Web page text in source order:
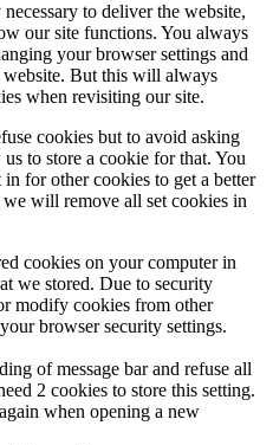
to deliver the website,
our site functions. You always
your browser settings and
But this will always
when revisiting our site.
cookies but to avoid asking
to store a cookie for that. You
for other cookies to get a better
will remove all set cookies in
cookies on your computer in
we stored. Due to security
modify cookies from other
browser security settings.
of message bar and refuse all
2 cookies to store this setting.
when opening a new